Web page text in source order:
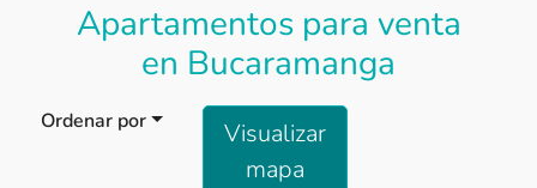
Apartamentos para venta
en Bucaramanga
Ordenar por
Visualizar
mapa